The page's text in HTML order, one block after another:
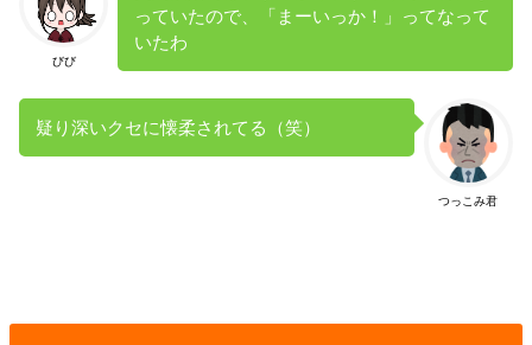
びび
っていたので、「まーいっか！」ってなって
いたわ
つっこみ君
疑り深いクセに懐柔されてる（笑）